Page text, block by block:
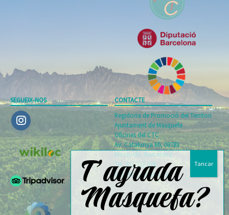
SEGUEIX-NOS
CONTACTE
Regidoria de Promoció del Territori
Ajuntament de Masquefa
Oficines del CTC
Av. Catalunya 60, 08783
Masquefa, Barcelona
Tel. 937 727 828
mira@masquefa.net
T’agrada
Masquefa?